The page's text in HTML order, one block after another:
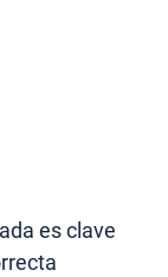
es clave